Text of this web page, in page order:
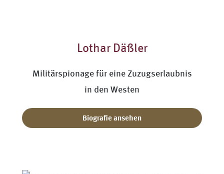
Lothar Däßler
Militärspionage für eine Zuzugserlaubnis
in den Westen
Biografie ansehen